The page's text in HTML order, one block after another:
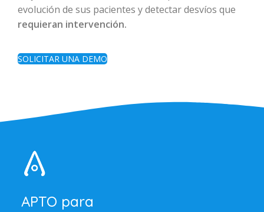
evolución de sus pacientes y detectar desvíos que
requieran intervención.
SOLICITAR UNA DEMO
APTO para